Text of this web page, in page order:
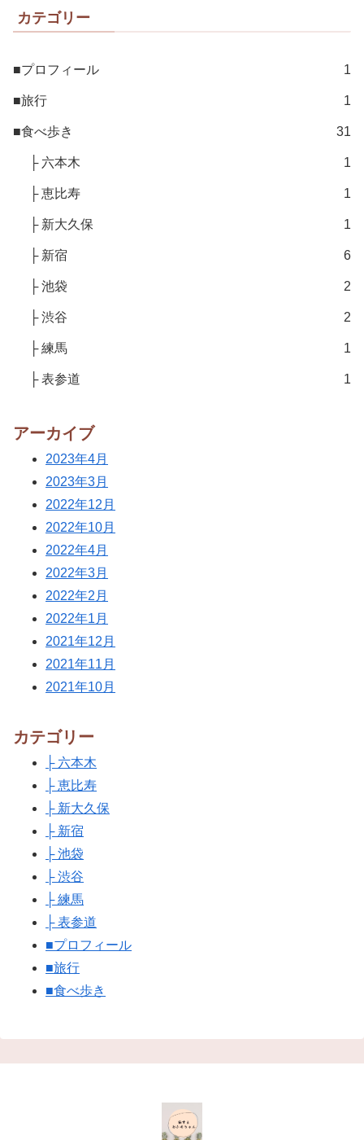
カテゴリー
■プロフィール 1
■旅行 1
■食べ歩き 31
├ 六本木 1
├ 恵比寿 1
├ 新大久保 1
├ 新宿 6
├ 池袋 2
├ 渋谷 2
├ 練馬 1
├ 表参道 1
アーカイブ
2023年4月
2023年3月
2022年12月
2022年10月
2022年4月
2022年3月
2022年2月
2022年1月
2021年12月
2021年11月
2021年10月
カテゴリー
├ 六本木
├ 恵比寿
├ 新大久保
├ 新宿
├ 池袋
├ 渋谷
├ 練馬
├ 表参道
■プロフィール
■旅行
■食べ歩き